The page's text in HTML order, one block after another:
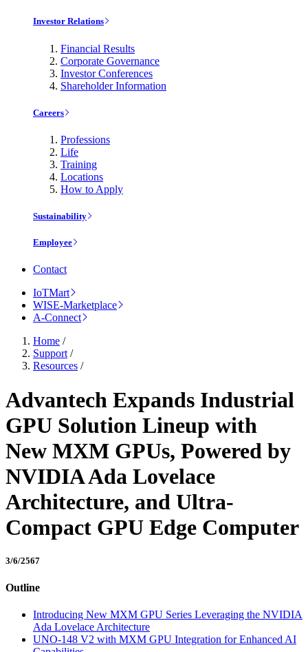
Investor Relations
Financial Results
Corporate Governance
Investor Conferences
Shareholder Information
Careers
Professions
Life
Training
Locations
How to Apply
Sustainability
Employee
Contact
IoTMart
WISE-Marketplace
A-Connect
Home /
Support /
Resources /
Advantech Expands Industrial
GPU Solution Lineup with
New MXM GPUs, Powered by
NVIDIA Ada Lovelace
Architecture, and Ultra-
Compact GPU Edge Computer
3/6/2567
Outline
Introducing New MXM GPU Series Leveraging the NVIDIA
Ada Lovelace Architecture
UNO-148 V2 with MXM GPU Integration for Enhanced AI